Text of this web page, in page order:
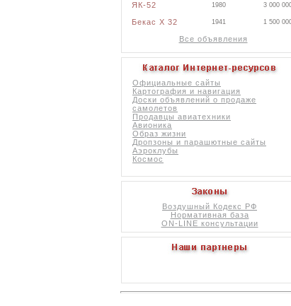
ЯК-52 1980 3 000
Бекас X 32 1941 1 500
Все объявления
Официальные сайты
Картография и навигация
Доски объявлений о продаже
самолетов
Продавцы авиатехники
Авионика
Образ жизни
Дропзоны и парашютные сайты
Аэроклубы
Космос
Воздушный Кодекс РФ
Нормативная база
ON-LINE консультации